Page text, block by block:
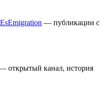
— публикации с
открытый канал, история